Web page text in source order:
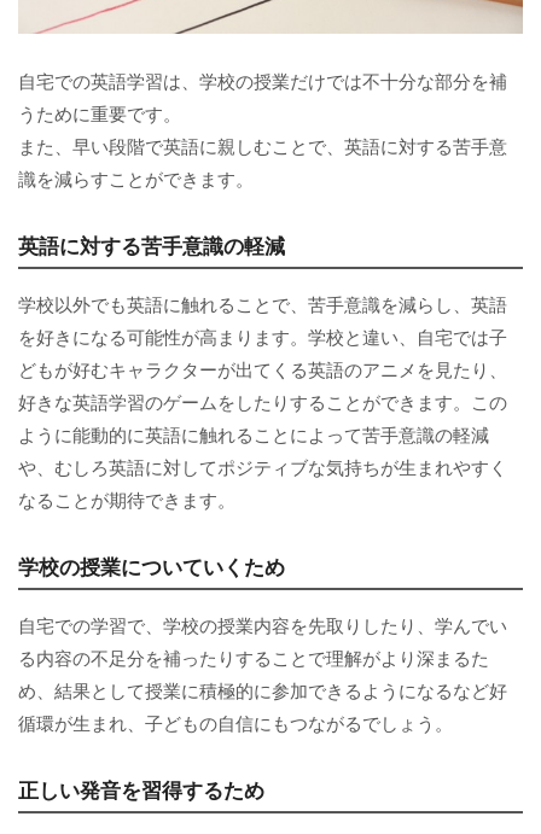
自宅での英語学習は、学校の授業だけでは不十分な部分を補
うために重要です。
また、早い段階で英語に親しむことで、英語に対する苦手意
識を減らすことができます。
英語に対する苦手意識の軽減
学校以外でも英語に触れることで、苦手意識を減らし、英語
を好きになる可能性が高まります。学校と違い、自宅では子
どもが好むキャラクターが出てくる英語のアニメを見たり、
好きな英語学習のゲームをしたりすることができます。この
ように能動的に英語に触れることによって苦手意識の軽減
や、むしろ英語に対してポジティブな気持ちが生まれやすく
なることが期待できます。
学校の授業についていくため
自宅での学習で、学校の授業内容を先取りしたり、学んでい
る内容の不足分を補ったりすることで理解がより深まるた
め、結果として授業に積極的に参加できるようになるなど好
循環が生まれ、子どもの自信にもつながるでしょう。
正しい発音を習得するため